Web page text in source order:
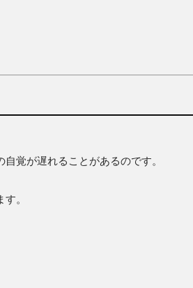
覚が遅れることがあるのです。
。